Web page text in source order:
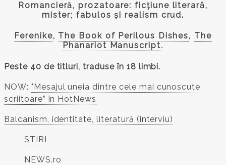
Romancieră, prozatoare: ficțiune literară,
mister; fabulos și realism crud.
Ferenike, The Book of Perilous Dishes, The
Phanariot Manuscript.
Peste 40 de titluri, traduse în 18 limbi.
NOW: "Mesajul uneia dintre cele mai cunoscute
scriitoare” în HotNews
Balcanism, identitate, literatură (interviu)
​STIRI
NEWS.ro